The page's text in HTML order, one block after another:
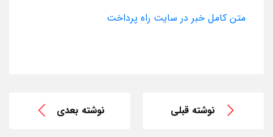
متن کامل خبر در سایت راه پرداخت
نوشته قبلی نوشته بعدی